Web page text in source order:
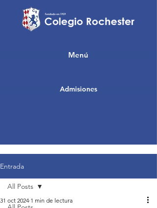
Admisiones
Menú
Entrada
All Posts
31 oct 2024 1 min de lectura